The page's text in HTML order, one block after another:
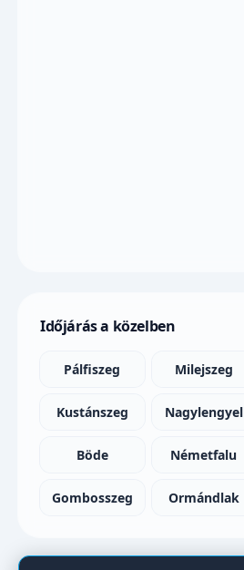
Időjárás a közelben
Pálfiszeg Milejszeg
Kustánszeg Nagylengyel
Böde Németfalu
Gombosszeg Ormándlak